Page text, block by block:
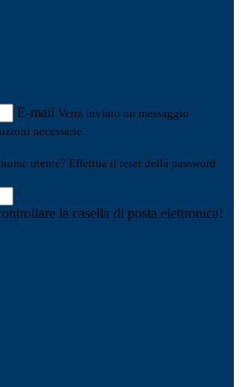
E-mail Verrà inviato un messaggio
necessarie.
utente? Effettua il reset della password
la casella di posta elettronica!